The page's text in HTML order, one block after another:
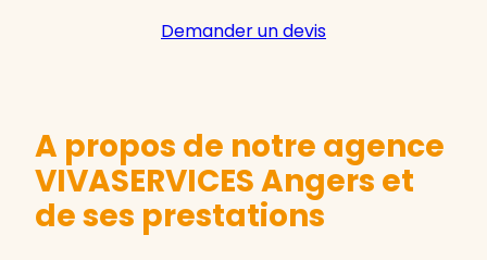
Demander un devis
A propos de notre agence
VIVASERVICES Angers et
de ses prestations